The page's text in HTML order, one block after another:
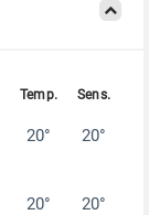
20° 20°
20° 20°